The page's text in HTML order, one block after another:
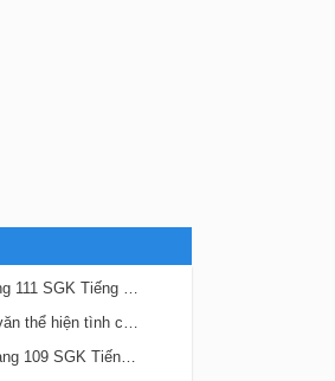
Bài 22 Đọc mở rộng trang 111 SGK Tiếng Việt 5 Kết nối tri thức tập 2
Bài 22 Luyện viết đoạn văn thể hiện tình cảm, cảm xúc về một sự việc trang 111 SGK Tiếng Việt 5 Kết nối tri thức tập 2
Bài 22 Bộ đội về làng trang 109 SGK Tiếng Việt 5 Kết nối tri thức tập 2